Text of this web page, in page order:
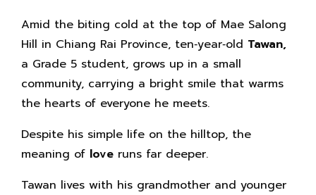
Amid the biting cold at the top of Mae Salong
Hill in Chiang Rai Province, ten‑year‑old Tawan,
a Grade 5 student, grows up in a small
community, carrying a bright smile that warms
the hearts of everyone he meets.
Despite his simple life on the hilltop, the
meaning of love runs far deeper.
Tawan lives with his grandmother and younger